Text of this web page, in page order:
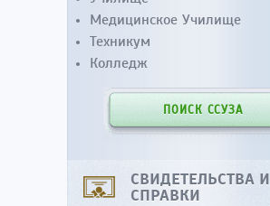
Медицинское Училище
Техникум
Колледж
ПОИСК ССУЗА
СВИДЕТЕЛЬСТВА И
СПРАВКИ